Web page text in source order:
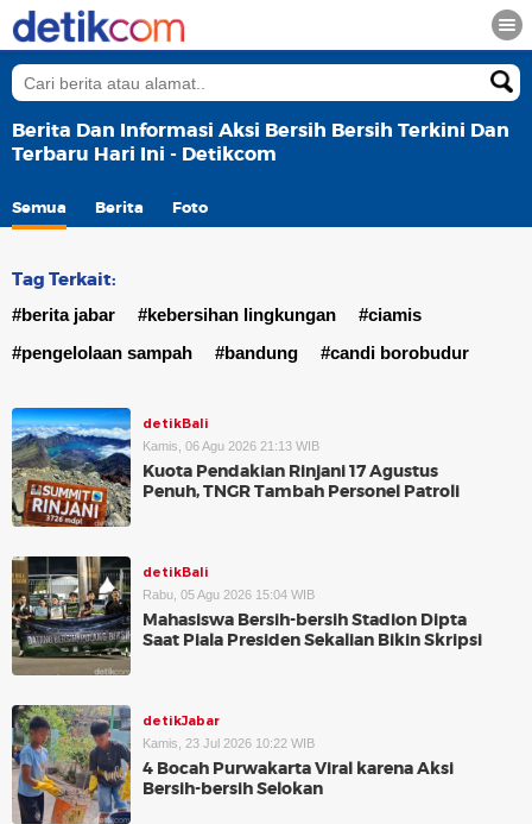
Berita Dan Informasi Aksi Bersih Bersih Terkini Dan
Terbaru Hari Ini - Detikcom
Semua Berita Foto
Tag Terkait:
#berita jabar #kebersihan lingkungan
#ciamis
#pengelolaan sampah
#bandung #candi borobudur
detikBali
Kamis, 06 Agu 2026 21:13 WIB
Kuota Pendakian Rinjani 17 Agustus
Penuh, TNGR Tambah Personel Patroli
detikBali
Rabu, 05 Agu 2026 15:04 WIB
Mahasiswa Bersih-bersih Stadion Dipta
Saat Piala Presiden Sekalian Bikin Skripsi
detikJabar
Kamis, 23 Jul 2026 10:22 WIB
4 Bocah Purwakarta Viral karena Aksi
Bersih-bersih Selokan